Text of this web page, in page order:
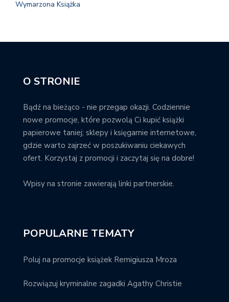
Wymarzona Książka
O STRONIE
Bądź na bieżąco - nie przegap okazji. Codziennie
nowe promocje, które pozwolą Ci kupić książki
papierowe taniej; sklepy i księgarnie internetowe,
gdzie warto zajrzeć w poszukiwaniu ciekawych
ofert. Korzystaj z promocji i zaczytaj się na dobre!
Wpisy na stronie zawierają linki partnerskie.
POPULARNE TEMATY
Poluj na promocje książek Remigiusza Mroza
Rozwiązuj kryminalne zagadki Agathy Christie